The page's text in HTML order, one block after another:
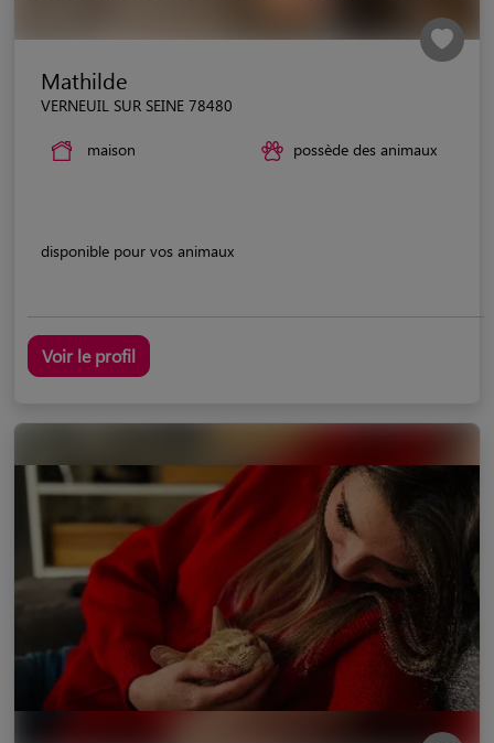
Mathilde
VERNEUIL SUR SEINE 78480
maison possède des animaux
disponible pour vos animaux
Voir le profil